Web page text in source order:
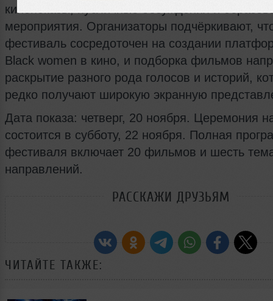
кинопоказы, публичные обсуждения и
мероприятия. Организаторы подчёркивают,
фестиваль сосредоточен на создании
Black women в кино, и подборка фильмов
раскрытие разного рода голосов и историй,
редко получают широкую экранную
Дата показа: четверг, 20 ноября. Церемония
состоится в субботу, 22 ноября. Полная
фестиваля включает 20 фильмов и шесть
направлений.
РАССКАЖИ ДРУЗЬЯМ
ЧИТАЙТЕ ТАКЖЕ: